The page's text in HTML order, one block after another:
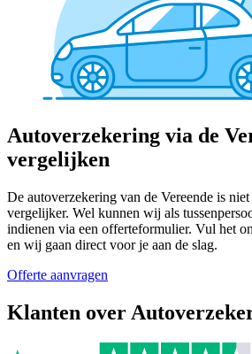
Autoverzekering via de
vergelijken
De autoverzekering van de Vereende is
vergelijker. Wel kunnen wij als
indienen via een offerteformulier. Vul het
en wij gaan direct voor je aan de slag.
Offerte aanvragen
Klanten over